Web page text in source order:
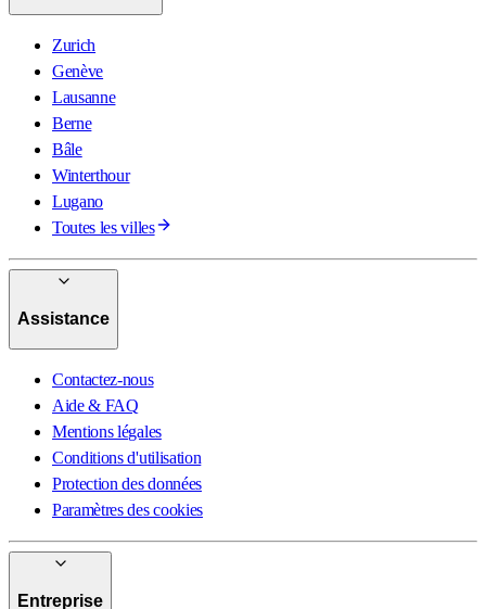
Zurich
Genève
Lausanne
Berne
Bâle
Winterthour
Lugano
Toutes les villes
Assistance
Contactez-nous
Aide & FAQ
Mentions légales
Conditions d'utilisation
Protection des données
Paramètres des cookies
Entreprise